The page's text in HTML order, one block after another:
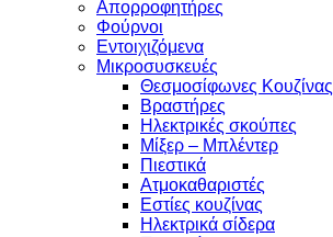
Απορροφητήρες
Φούρνοι
Εντoιχιζόμενα
Μικροσυσκευές
Θεσμοσίφωνες Κουζίνας
Βραστήρες
Ηλεκτρικές σκούπες
Μίξερ – Μπλέντερ
Πιεστικά
Ατμοκαθαριστές
Εστίες κουζίνας
Ηλεκτρικά σίδερα